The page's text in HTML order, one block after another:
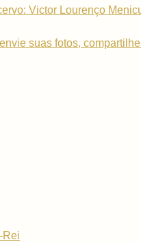
Victor Lourenço
suas fotos,
Rei